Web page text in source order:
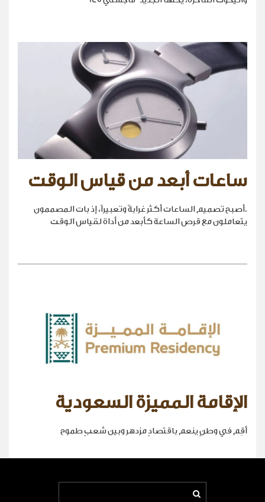
ساعات أبعد من قياس الوقت
.أصبح تصميم الساعات أكثر غرابةً وتعبيراً، إذ بات المصممون
يتعاملون مع قرص الساعة كأبعد من أداة لقياس الوقت
الإقامة المميزة السعودية
أقِم في وطنٍ ينعم باقتصادٍ مزدهر وبين شعبٍ طموح